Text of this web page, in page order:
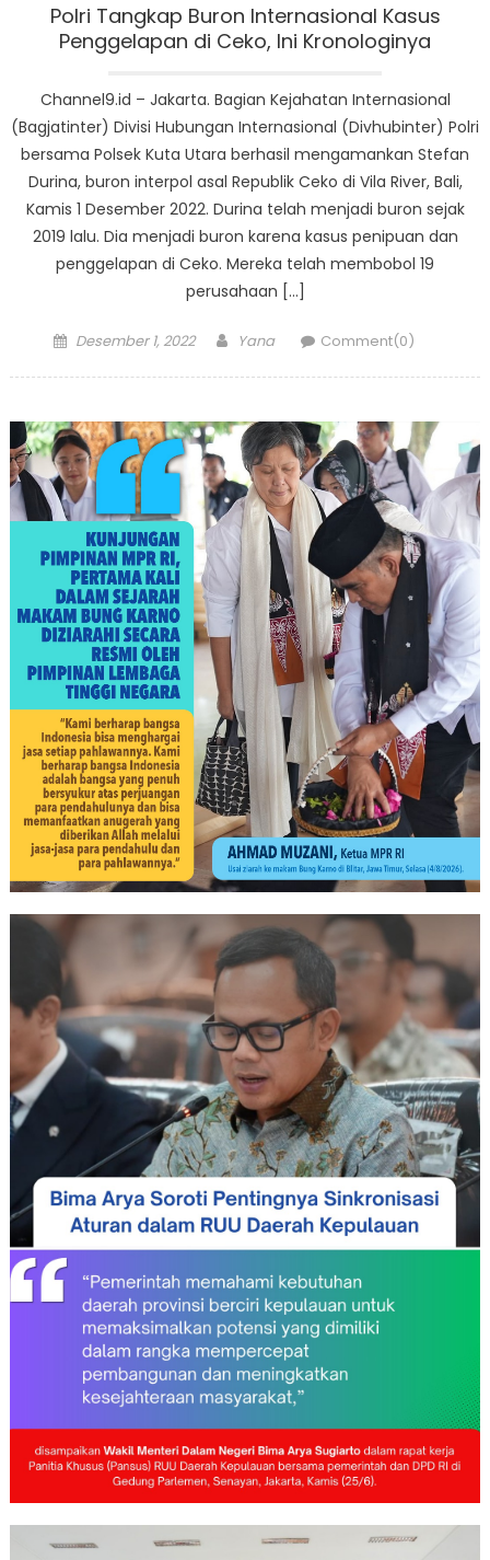
Polri Tangkap Buron Internasional Kasus
Penggelapan di Ceko, Ini Kronologinya
Channel9.id – Jakarta. Bagian Kejahatan Internasional
(Bagjatinter) Divisi Hubungan Internasional (Divhubinter) Polri
bersama Polsek Kuta Utara berhasil mengamankan Stefan
Durina, buron interpol asal Republik Ceko di Vila River, Bali,
Kamis 1 Desember 2022. Durina telah menjadi buron sejak
2019 lalu. Dia menjadi buron karena kasus penipuan dan
penggelapan di Ceko. Mereka telah membobol 19
perusahaan […]
Posted
Desember 1, 2022 Author
Yana Comment(0)